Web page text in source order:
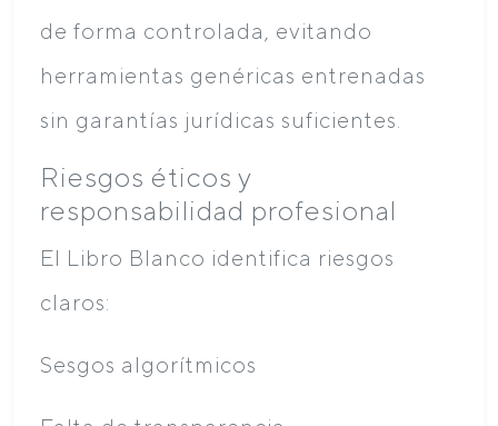
de forma controlada, evitando
herramientas genéricas entrenadas
sin garantías jurídicas suficientes.
Riesgos éticos y
responsabilidad profesional
El Libro Blanco identifica riesgos
claros:
Sesgos algorítmicos